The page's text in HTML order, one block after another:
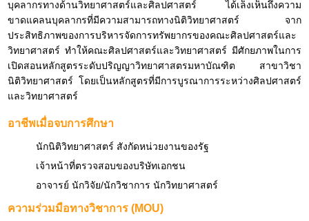
บุคลากรทางด้านวิทยาศาสตร์และศิลปศาสตร์ ได้เล็งเห็นถึงความ
ขาดแคลนบุคลากรที่มีความสามารถทางนิติวิทยาศาสตร์ จาก
ประสิทธิภาพของการบริหารจัดการทรัพยากรของคณะศิลปศาสตร์และ
วิทยาศาสตร์ ทำให้คณะศิลปศาสตร์และวิทยาศาสตร์ มีศักยภาพในการ
เปิดสอนหลักสูตรระดับปริญญาวิทยาศาสตรมหาบัณฑิต สาขาวิชา
นิติวิทยาศาสตร์ โดยเป็นหลักสูตรที่มีการบูรณาการระหว่างศิลปศาสตร์
และวิทยาศาสตร์
อาชีพเมื่อจบการศึกษา
นักนิติวิทยาศาสตร์ สังกัดหน่วยงานของรัฐ
เจ้าหน้าที่ตรวจสอบของบริษัทเอกชน
อาจารย์ นักวิจัย/นักวิชาการ นักวิทยาศาสตร์
ความร่วมมือทางวิชาการ (MOU)